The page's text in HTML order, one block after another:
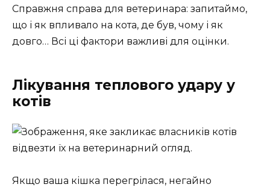
Справжня справа для ветеринара: запитаймо,
що і як впливало на кота, де був, чому і як
довго… Всі ці фактори важливі для оцінки.
Лікування теплового удару у
котів
Якщо ваша кішка перегрілася, негайно